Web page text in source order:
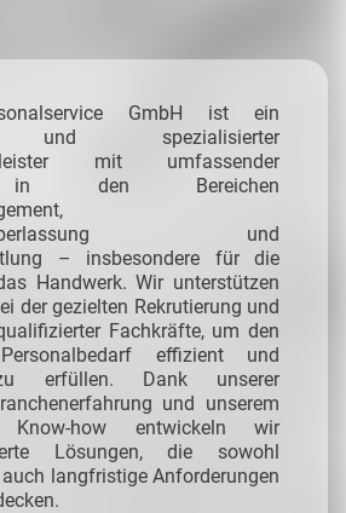
GmbH ist ein
und spezialisierter
mit umfassender
in den Bereichen
und
– insbesondere für die
Handwerk.Wir unterstützen
der gezielten Rekrutierung und
Fachkräfte, um den
effizient und
erfüllen. Dank unserer
und unserem
Know-how entwickeln wir
Lösungen, die sowohl
langfristige Anforderungen